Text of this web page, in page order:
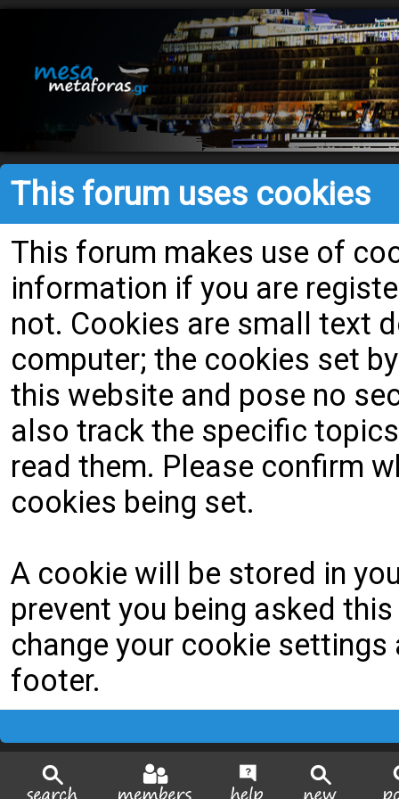
This forum uses cookies
This forum makes use of
information if you are
not. Cookies are small text
computer; the cookies set
this website and pose no
also track the specific
read them. Please confirm
cookies being set.
A cookie will be stored in
prevent you being asked
change your cookie
footer.